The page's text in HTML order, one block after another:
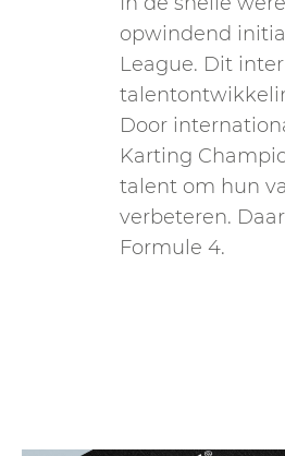
opwindend
League. Dit
Door
Karting
talent om hun
verbeteren.
Formule 4.